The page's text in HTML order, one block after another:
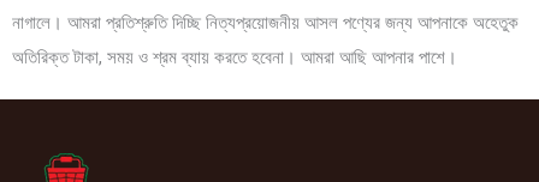
নাগালে। আমরা প্রতিশ্রুতি দিচ্ছি নিত্যপ্রয়োজনীয় আসল পণ্যের জন্য আপনাকে অহেতুক
অতিরিক্ত টাকা, সময় ও শ্রম ব্যায় করতে হবেনা। আমরা আছি আপনার পাশে।